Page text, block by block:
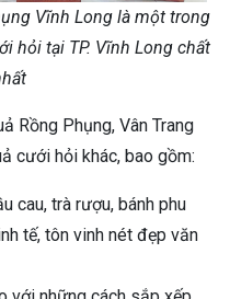
Vĩnh Long là một trong
hỏi tại TP. Vĩnh Long chất
Rồng Phụng, Vân Trang
cưới hỏi khác, bao gồm:
cau, trà rượu, bánh phu
tế, tôn vinh nét đẹp văn